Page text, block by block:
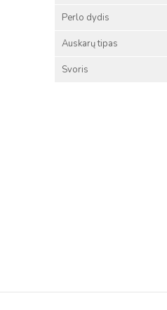
Perlo dydis
Auskarų tipas
Svoris